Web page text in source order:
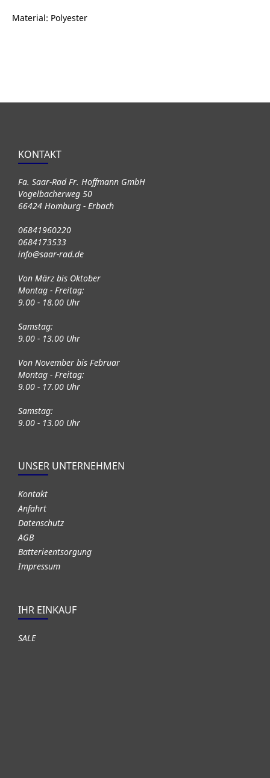
Material: Polyester
KONTAKT
Fa. Saar-Rad Fr. Hoffmann GmbH
Vogelbacherweg 50
66424 Homburg - Erbach
06841960220
0684173533
info@saar-rad.de
Von März bis Oktober
Montag - Freitag:
9.00 - 18.00 Uhr
Samstag:
9.00 - 13.00 Uhr
Von November bis Februar
Montag - Freitag:
9.00 - 17.00 Uhr
Samstag:
9.00 - 13.00 Uhr
UNSER UNTERNEHMEN
Kontakt
Anfahrt
Datenschutz
AGB
Batterieentsorgung
Impressum
IHR EINKAUF
SALE